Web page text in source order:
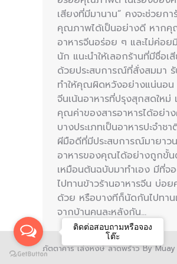
เสียงที่มีมานาน” คงจะช่วยก
คุณภาพได้เป็นอย่างดี หากคุ
อาหารจีนอร่อย ๆ และไม่ค่อย
นัก แนะนำให้เลอกร้านที่มีชื่อ
ด้วยประสบการณ์ที่สั่งสมมา รั
ทำให้คุณผิดหวังอย่างแน่นอน
จีนเน้นอาหารที่ปรุงสุกสดใหม่
คุณค่าของสารอาหารได้อย่า
บางประเภทเป็นอาหารปะจำ
ผีมือดีที่มีประสบการณ์มายาว
อาหารของคุณได้อย่างถูกขั้น
เหมือนต้นฉบับมาทำเอง มีที่
ไปทานข้าวร้านอาหารจีน บ่อ
ด้วย หรือบางทีก็นัดกันไปทา
จากบ้านคนละหลังกัน…
ภัตตาคาร เล่งหงษ์ ลาดพร้าว By Muay
ติดต่อสอบถามหรือจอง
โต๊ะ